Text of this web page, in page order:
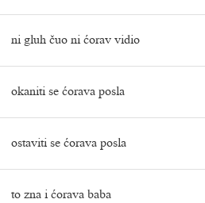
ni gluh čuo ni ćorav vidio
okaniti se ćorava posla
ostaviti se ćorava posla
to zna i ćorava baba